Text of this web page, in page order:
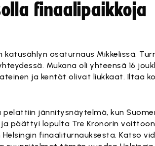
finaalipaikkoja
Hyväksy
katusählyn osaturnaus Mikkelissä.
Mukana oli yhteensä 16
ja kentät olivat liukkaat. Iltaa
pelattiin jännitysnäytelmä, kun
ja päättyi lopulta Tre Kronorin
finaaliturnauksesta. Katso